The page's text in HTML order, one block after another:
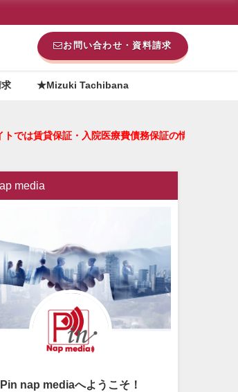
お問い合わせ・資料請求
★Mizuki Tachibana
は賃貸保証・入院医療費債務保証の情報に
media
Pin nap mediaへようこそ！